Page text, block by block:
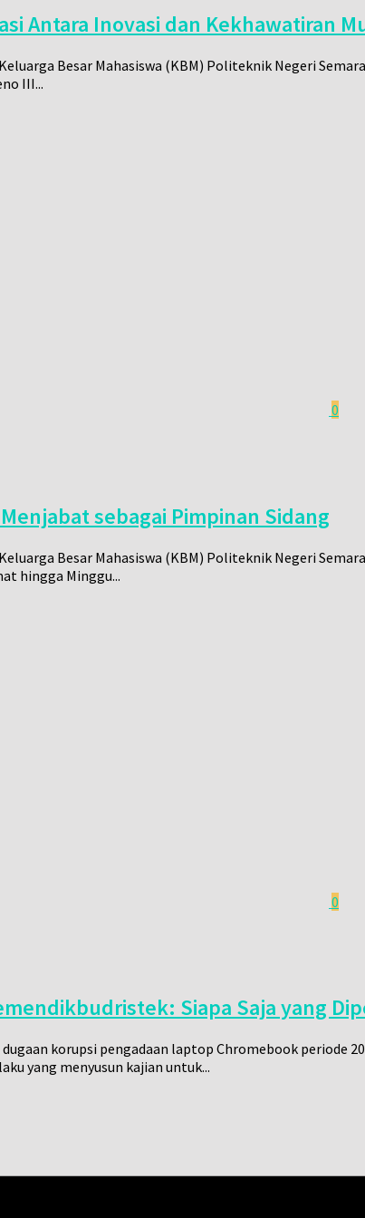
Antara Inovasi dan Kekhawatiran
Besar Mahasiswa (KBM) Politeknik Negeri
III...
0
sebagai Pimpinan Sidang
Besar Mahasiswa (KBM) Politeknik Negeri
hingga Minggu...
0
Siapa Saja yang
korupsi pengadaan laptop Chromebook periode
yang menyusun kajian untuk...